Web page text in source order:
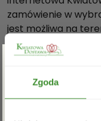
Zgoda
a
ł
y
zamówienie w
jest możliwa na
Nasze pudełka 3
najwyższej jakości
Dostawa “Flower